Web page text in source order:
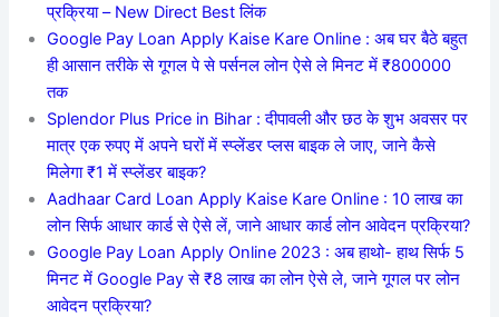
प्रक्रिया – New Direct Best लिंक
Google Pay Loan Apply Kaise Kare Online : अब घर बैठे बहुत
ही आसान तरीके से गूगल पे से पर्सनल लोन ऐसे ले मिनट में ₹800000
तक
Splendor Plus Price in Bihar : दीपावली और छठ के शुभ अवसर पर
मात्र एक रुपए में अपने घरों में स्प्लेंडर प्लस बाइक ले जाए, जाने कैसे
मिलेगा ₹1 में स्प्लेंडर बाइक?
Aadhaar Card Loan Apply Kaise Kare Online : 10 लाख का
लोन सिर्फ आधार कार्ड से ऐसे लें, जाने आधार कार्ड लोन आवेदन प्रक्रिया?
Google Pay Loan Apply Online 2023 : अब हाथो- हाथ सिर्फ 5
मिनट में Google Pay से ₹8 लाख का लोन ऐसे ले, जाने गूगल पर लोन
आवेदन प्रक्रिया?